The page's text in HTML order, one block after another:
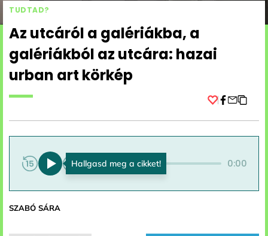
TUDTAD?
Az utcáról a galériákba, a
galériákból az utcára: hazai
urban art körkép
0:00 0:00
SZABÓ SÁRA